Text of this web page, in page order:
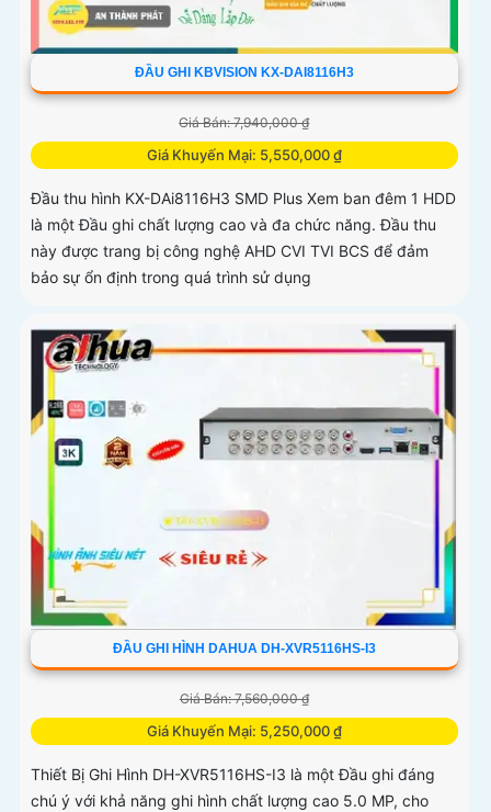
ĐẦU GHI KBVISION KX-DAI8116H3
Giá Bán: 7,940,000 ₫
Giá Khuyến Mại: 5,550,000 ₫
Đầu thu hình KX-DAi8116H3 SMD Plus Xem ban đêm 1 HDD
là một Đầu ghi chất lượng cao và đa chức năng. Đầu thu
này được trang bị công nghệ AHD CVI TVI BCS để đảm
bảo sự ổn định trong quá trình sử dụng
ĐẦU GHI HÌNH DAHUA DH-XVR5116HS-I3
Giá Bán: 7,560,000 ₫
Giá Khuyến Mại: 5,250,000 ₫
Thiết Bị Ghi Hình DH-XVR5116HS-I3 là một Đầu ghi đáng
chú ý với khả năng ghi hình chất lượng cao 5.0 MP, cho